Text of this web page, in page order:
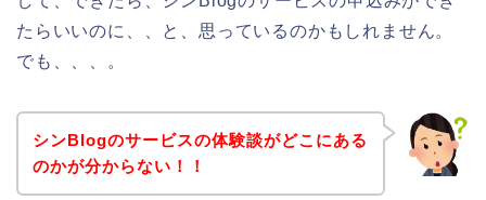
たらいいのに、、と、思っているのかもしれません。
でも、、、。
シンBlogのサービスの体験談がどこにある
のかが分からない！！